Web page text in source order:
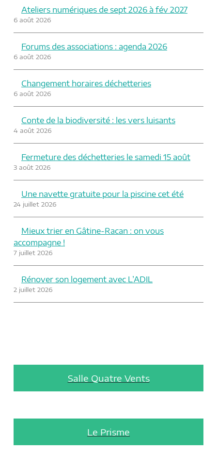
g
Ateliers numériques de sept 2026 à fév 2027
6 août 2026
Forums des associations : agenda 2026
6 août 2026
Changement horaires déchetteries
6 août 2026
Conte de la biodiversité : les vers luisants
4 août 2026
Fermeture des déchetteries le samedi 15 août
3 août 2026
Une navette gratuite pour la piscine cet été
24 juillet 2026
Mieux trier en Gâtine-Racan : on vous
accompagne !
7 juillet 2026
Rénover son logement avec L’ADIL
2 juillet 2026
Salle Quatre Vents
Le Prisme